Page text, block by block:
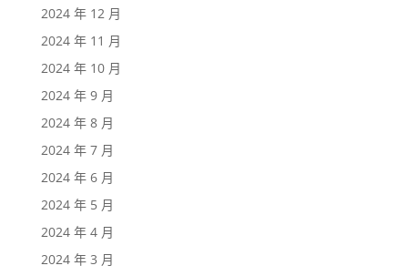
2024 年 12 月
2024 年 11 月
2024 年 10 月
2024 年 9 月
2024 年 8 月
2024 年 7 月
2024 年 6 月
2024 年 5 月
2024 年 4 月
2024 年 3 月